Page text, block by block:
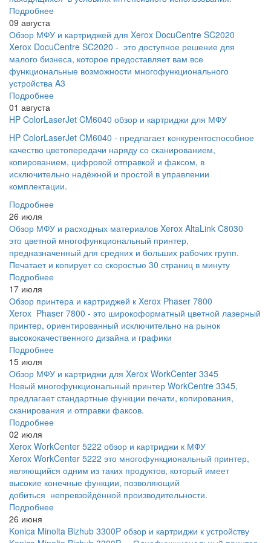
Подробнее
09 августа
Обзор МФУ и картриджей для Xerox DocuCentre SC2020
Xerox DocuCentre SC2020 - это доступное решение для
малого бизнеса, которое предоставляет вам все
функциональные возможности многофункционального
устройства A3
Подробнее
01 августа
HP ColorLaserJet CM6040 обзор и картриджи для МФУ
HP ColorLaserJet CM6040 - предлагает конкурентоспособное
качество цветопередачи наряду со сканированием,
копированием, цифровой отправкой и факсом, в
исключительно надёжной и простой в управлении
комплектации.
Подробнее
26 июля
Обзор МФУ и расходных материалов Xerox AltaLink C8030
это цветной многофункциональный принтер,
предназначенный для средних и больших рабочих групп.
Печатает и копирует со скоростью 30 страниц в минуту
Подробнее
17 июля
Обзор принтера и картриджей к Xerox Phaser 7800
Xerox Phaser 7800 - это широкоформатный цветной лазерный
принтер, ориентированный исключительно на рынок
высококачественного дизайна и графики
Подробнее
15 июля
Обзор МФУ и картриджи для Xerox WorkCenter 3345
Новый многофункциональный принтер WorkCentre 3345,
предлагает стандартные функции печати, копирования,
сканирования и отправки факсов.
Подробнее
02 июля
Xerox WorkCenter 5222 обзор и картриджи к МФУ
Xerox WorkCenter 5222 это многофункциональный принтер,
являющийся одним из таких продуктов, который имеет
высокие конечные функции, позволяющий
добиться непревзойдённой производительности.
Подробнее
26 июня
Konica Minolta Bizhub 3300P обзор и картриджи к устройству